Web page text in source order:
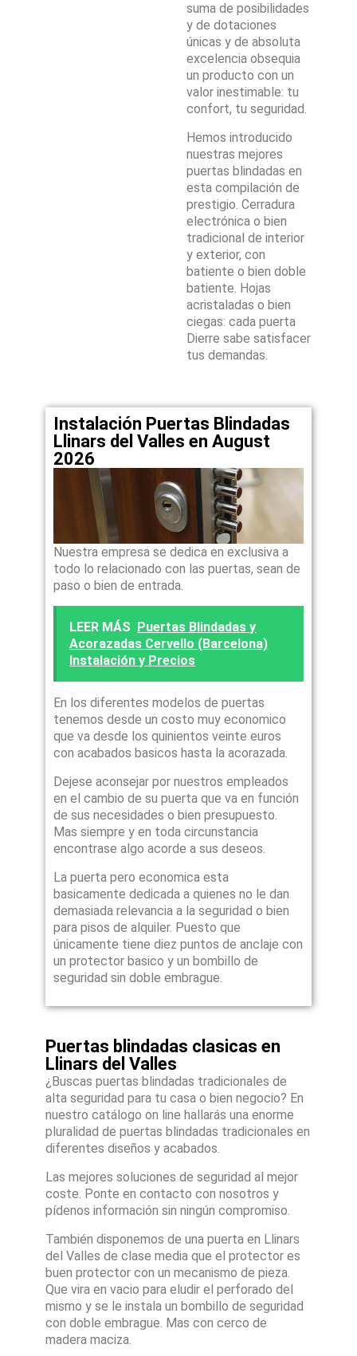
suma de posibilidades
y de dotaciones
únicas y de absoluta
excelencia obsequia
un producto con un
valor inestimable: tu
confort, tu seguridad.
Hemos introducido
nuestras mejores
puertas blindadas en
esta compilación de
prestigio. Cerradura
electrónica o bien
tradicional de interior
y exterior, con
batiente o bien doble
batiente. Hojas
acristaladas o bien
ciegas: cada puerta
Dierre sabe satisfacer
tus demandas.
Instalación Puertas Blindadas
Llinars del Valles en August
2026
Nuestra empresa se dedica en exclusiva a
todo lo relacionado con las puertas, sean de
paso o bien de entrada.
LEER MÁS Puertas Blindadas y
Acorazadas Cervello (Barcelona)
Instalación y Precios
En los diferentes modelos de puertas
tenemos desde un costo muy economico
que va desde los quinientos veinte euros
con acabados basicos hasta la acorazada.
Dejese aconsejar por nuestros empleados
en el cambio de su puerta que va en función
de sus necesidades o bien presupuesto.
Mas siempre y en toda circunstancia
encontrase algo acorde a sus deseos.
La puerta pero economica esta
basicamente dedicada a quienes no le dan
demasiada relevancia a la seguridad o bien
para pisos de alquiler. Puesto que
únicamente tiene diez puntos de anclaje con
un protector basico y un bombillo de
seguridad sin doble embrague.
Puertas blindadas clasicas en
Llinars del Valles
¿Buscas puertas blindadas tradicionales de
alta seguridad para tu casa o bien negocio? En
nuestro catálogo on line hallarás una enorme
pluralidad de puertas blindadas tradicionales en
diferentes diseños y acabados.
Las mejores soluciones de seguridad al mejor
coste. Ponte en contacto con nosotros y
pídenos información sin ningún compromiso.
También disponemos de una puerta en Llinars
del Valles de clase media que el protector es
buen protector con un mecanismo de pieza.
Que vira en vacio para eludir el perforado del
mismo y se le instala un bombillo de seguridad
con doble embrague. Mas con cerco de
madera maciza.